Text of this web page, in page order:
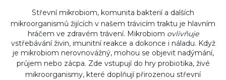
Střevní mikrobiom, komunita bakterií a dalších
mikroorganismů žijících v našem trávicím traktu je hlavním
hráčem ve zdravém trávení. Mikrobiom ovlivňuje
vstřebávání živin, imunitní reakce a dokonce i náladu. Když
je mikrobiom nerovnovážný, mohou se objevit nadýmání,
průjem nebo zácpa. Zde vstupují do hry probiotika, živé
mikroorganismy, které doplňují přirozenou střevní